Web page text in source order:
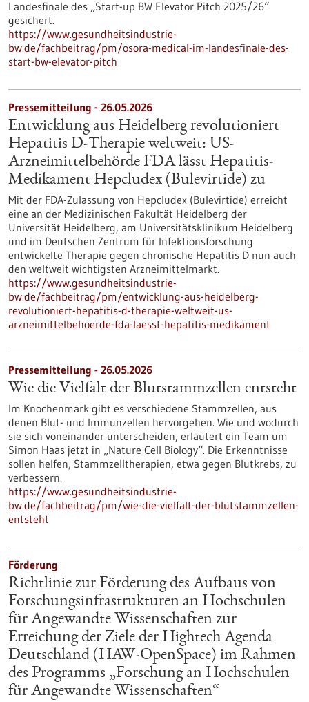
Landesfinale des „Start-up BW Elevator Pitch 2025/26“
gesichert.
https://www.gesundheitsindustrie-
bw.de/fachbeitrag/pm/osora-medical-im-landesfinale-des-
start-bw-elevator-pitch
Pressemitteilung - 26.05.2026
Entwicklung aus Heidelberg revolutioniert
Hepatitis D-Therapie weltweit: US-
Arzneimittelbehörde FDA lässt Hepatitis-
Medikament Hepcludex (Bulevirtide) zu
Mit der FDA-Zulassung von Hepcludex (Bulevirtide) erreicht
eine an der Medizinischen Fakultät Heidelberg der
Universität Heidelberg, am Universitätsklinikum Heidelberg
und im Deutschen Zentrum für Infektionsforschung
entwickelte Therapie gegen chronische Hepatitis D nun auch
den weltweit wichtigsten Arzneimittelmarkt.
https://www.gesundheitsindustrie-
bw.de/fachbeitrag/pm/entwicklung-aus-heidelberg-
revolutioniert-hepatitis-d-therapie-weltweit-us-
arzneimittelbehoerde-fda-laesst-hepatitis-medikament
Pressemitteilung - 26.05.2026
Wie die Vielfalt der Blutstammzellen entsteht
Im Knochenmark gibt es verschiedene Stammzellen, aus
denen Blut- und Immunzellen hervorgehen. Wie und wodurch
sie sich voneinander unterscheiden, erläutert ein Team um
Simon Haas jetzt in ​„Nature Cell Biology“. Die Erkenntnisse
sollen helfen, Stammzelltherapien, etwa gegen Blutkrebs, zu
verbessern.
https://www.gesundheitsindustrie-
bw.de/fachbeitrag/pm/wie-die-vielfalt-der-blutstammzellen-
entsteht
Förderung
Richtlinie zur Förderung des Aufbaus von
Forschungsinfrastrukturen an Hochschulen
für Angewandte Wissenschaften zur
Erreichung der Ziele der Hightech Agenda
Deutschland (HAW-OpenSpace) im Rahmen
des Programms „Forschung an Hochschulen
für Angewandte Wissenschaften“